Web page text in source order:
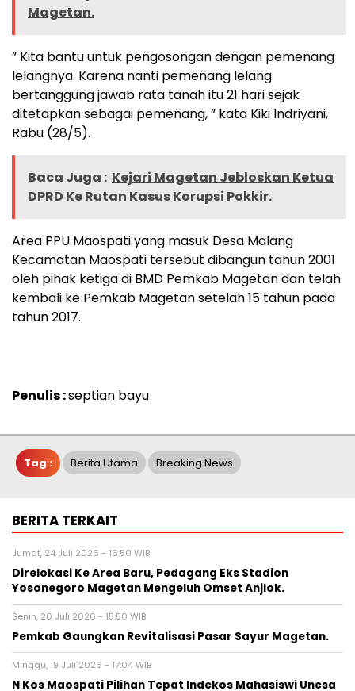
Magetan.
” Kita bantu untuk pengosongan dengan pemenang
lelangnya. Karena nanti pemenang lelang
bertanggung jawab rata tanah itu 21 hari sejak
ditetapkan sebagai pemenang, ” kata Kiki Indriyani,
Rabu (28/5).
Baca Juga : Kejari Magetan Jebloskan Ketua
DPRD Ke Rutan Kasus Korupsi Pokkir.
Area PPU Maospati yang masuk Desa Malang
Kecamatan Maospati tersebut dibangun tahun 2001
oleh pihak ketiga di BMD Pemkab Magetan dan telah
kembali ke Pemkab Magetan setelah 15 tahun pada
tahun 2017.
Penulis :septian bayu
Tag : Berita Utama Breaking News
BERITA TERKAIT
Jumat, 24 Juli 2026 - 16:50 WIB
Direlokasi Ke Area Baru, Pedagang Eks Stadion
Yosonegoro Magetan Mengeluh Omset Anjlok.
Senin, 20 Juli 2026 - 15:50 WIB
Pemkab Gaungkan Revitalisasi Pasar Sayur Magetan.
Minggu, 19 Juli 2026 - 17:04 WIB
N Kos Maospati Pilihan Tepat Indekos Mahasiswi Unesa